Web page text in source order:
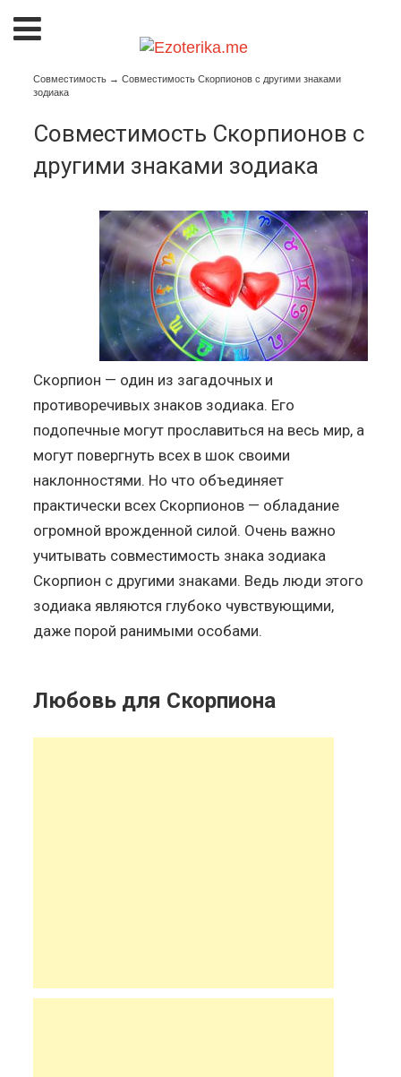
Совместимость →Совместимость Скорпионов с другими знаками
зодиака
Совместимость Скорпионов с
другими знаками зодиака
Скорпион — один из загадочных и
противоречивых знаков зодиака. Его
подопечные могут прославиться на весь мир, а
могут повергнуть всех в шок своими
наклонностями. Но что объединяет
практически всех Скорпионов — обладание
огромной врожденной силой. Очень важно
учитывать совместимость знака зодиака
Скорпион с другими знаками. Ведь люди этого
зодиака являются глубоко чувствующими,
даже порой ранимыми особами.
Любовь для Скорпиона